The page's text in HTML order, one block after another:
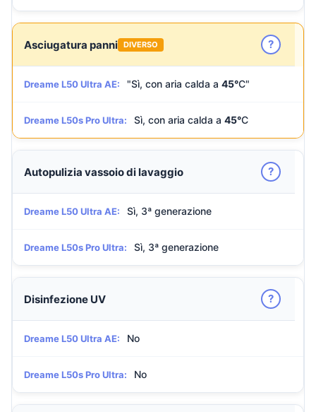
Asciugatura panni DIVERSO ?
Dreame L50 Ultra AE: "Sì, con aria calda a 45°C"
Dreame L50s Pro Ultra: Sì, con aria calda a 45°C
Autopulizia vassoio di lavaggio ?
Dreame L50 Ultra AE: Sì, 3ª generazione
Dreame L50s Pro Ultra: Sì, 3ª generazione
Disinfezione UV ?
Dreame L50 Ultra AE: No
Dreame L50s Pro Ultra: No